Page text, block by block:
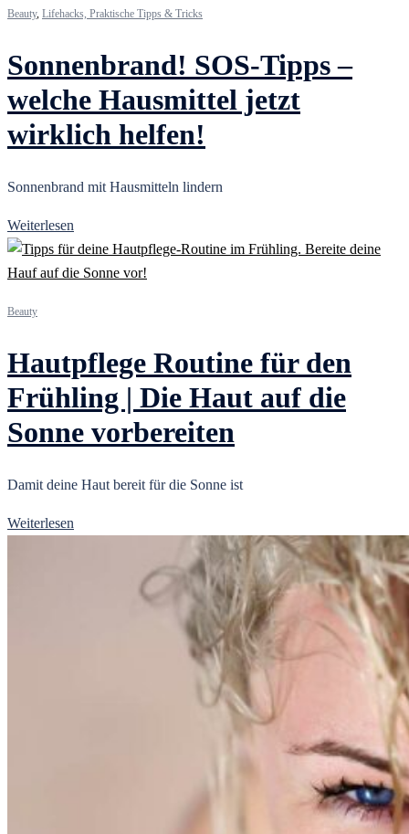
Beauty, Lifehacks, Praktische Tipps & Tricks
Sonnenbrand! SOS-Tipps –
welche Hausmittel jetzt
wirklich helfen!
Sonnenbrand mit Hausmitteln lindern
Weiterlesen
Beauty
Hautpflege Routine für den
Frühling | Die Haut auf die
Sonne vorbereiten
Damit deine Haut bereit für die Sonne ist
Weiterlesen